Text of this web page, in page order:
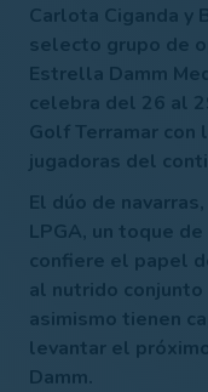
Carlota Ciganda y
selecto grupo de
Estrella Damm
celebra del 26 al
Golf Terramar con
jugadoras del
El dúo de
LPGA, un toque
confiere el papel
al nutrido
asimismo tienen
levantar el
Damm